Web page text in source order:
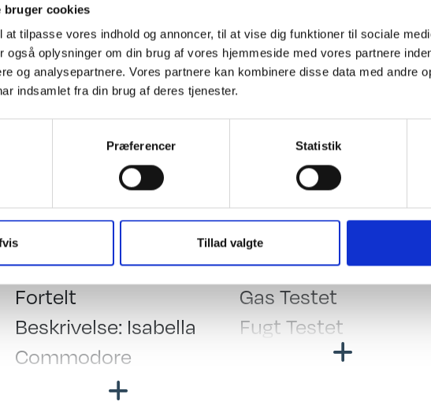
bruger cookies
at tilpasse vores indhold og annoncer, til at vise dig funktioner til sociale
også oplysninger om din brug af vores hjemmeside med vores partnere
og analysepartnere. Vores partnere kan kombinere disse data med andre
indsamlet fra din brug af deres tjenester.
Præferencer Statistik
Tillad valgte
med skabe i stedet for brus. Vognen har gulvtæpper, Truma Mover,
på at der små kosmetiske buler på taget).
"Stedet hvor campister mødes".
Spots i siddegruppe
Hjørnelys i siddegrp.
Senge-spots
12 V. Omformer
Batteri
Batterilader
TV-antenne
Forteltlampe
12 Volt pakke
Ekstra stort toiletrum
Kassettetoilet
Køleskab
Telttilbehør
Fortelt
Beskrivelse: Isabella
Commodore
Teltstænger: Letvægt
Testet
Gas Testet
Fugt Testet